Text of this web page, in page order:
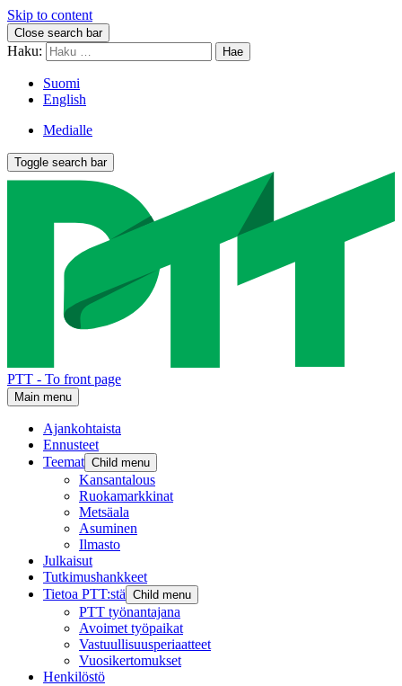
Skip to content
Close search bar
Haku:
Suomi
English
Medialle
Toggle search bar
PTT - To front page
Main menu
Ajankohtaista
Ennusteet
Teemat Child menu
Kansantalous
Ruokamarkkinat
Metsäala
Asuminen
Ilmasto
Julkaisut
Tutkimushankkeet
Tietoa PTT:stä Child menu
PTT työnantajana
Avoimet työpaikat
Vastuullisuusperiaatteet
Vuosikertomukset
Henkilöstö